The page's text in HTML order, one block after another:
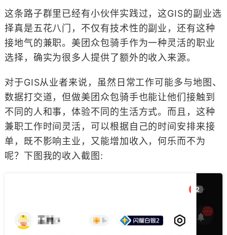
这条路子群里已经有小伙伴实践过，这GIS的副业选
择真是五花八门，不仅有技术性的副业，还有这种
接地气的兼职。美团众包骑手作为一种灵活的职业
选择，确实为很多人提供了额外的收入来源。
对于GIS从业者来说，虽然日常工作可能多与地图、
数据打交道，但做美团众包骑手也能让他们接触到
不同的人和事，体验不同的生活方式。而且，这种
兼职工作时间灵活，可以根据自己的时间安排来接
单，既不影响主业，又能增加收入，何乐而不为
呢？下图我的收入截图: